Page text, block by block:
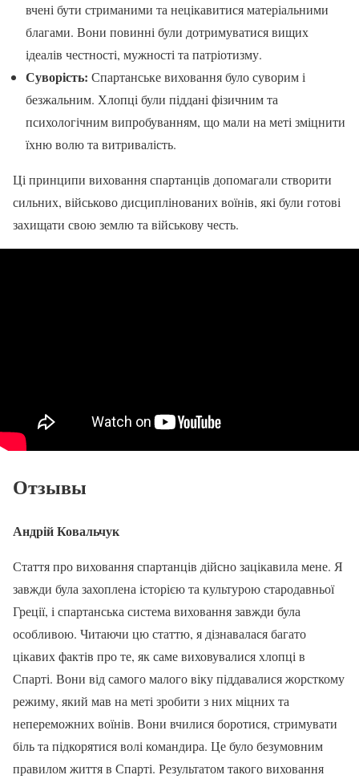
вчені бути стриманими та нецікавитися матеріальними
благами. Вони повинні були дотримуватися вищих
ідеалів честності, мужності та патріотизму.
Суворість: Спартанське виховання було суворим і
безжальним. Хлопці були піддані фізичним та
психологічним випробуванням, що мали на меті зміцнити
їхню волю та витривалість.
Ці принципи виховання спартанців допомагали створити
сильних, військово дисциплінованих воїнів, які були готові
захищати свою землю та військову честь.
Отзывы
Андрій Ковальчук
Стаття про виховання спартанців дійсно зацікавила мене. Я
завжди була захоплена історією та культурою стародавньої
Греції, і спартанська система виховання завжди була
особливою. Читаючи цю статтю, я дізнавалася багато
цікавих фактів про те, як саме виховувалися хлопці в
Спарті. Вони від самого малого віку піддавалися жорсткому
режиму, який мав на меті зробити з них міцних та
непереможних воїнів. Вони вчилися боротися, стримувати
біль та підкорятися волі командира. Це було безумовним
правилом життя в Спарті. Результатом такого виховання